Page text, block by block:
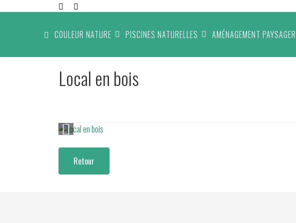
COULEUR NATURE PISCINES NATURELLES AMÉNAGEMENT PAYSAGER
Local en bois
Retour